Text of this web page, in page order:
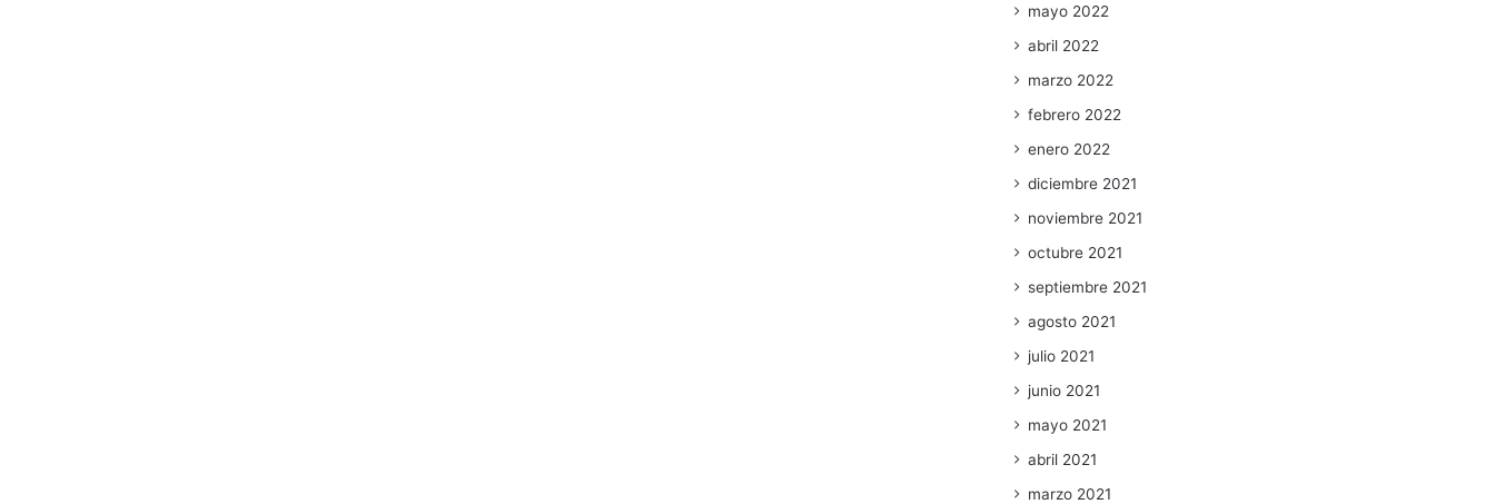
mayo 2022
abril 2022
marzo 2022
febrero 2022
enero 2022
diciembre 2021
noviembre 2021
octubre 2021
septiembre 2021
agosto 2021
julio 2021
junio 2021
mayo 2021
abril 2021
marzo 2021